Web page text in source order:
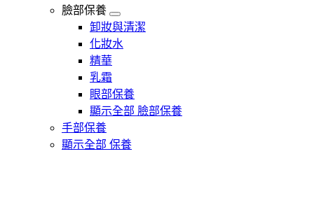
臉部保養
卸妝與清潔
化妝水
精華
乳霜
眼部保養
顯示全部 臉部保養
手部保養
顯示全部 保養